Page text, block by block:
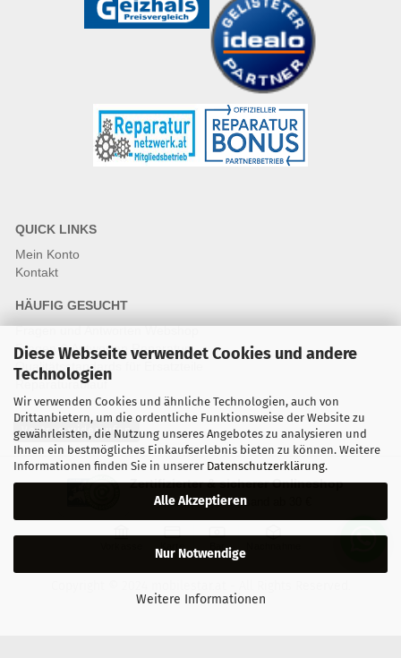
Diese Webseite verwendet Cookies und andere
Technologien
Wir verwenden Cookies und ähnliche Technologien, auch von
Drittanbietern, um die ordentliche Funktionsweise der Website zu
gewährleisten, die Nutzung unseres Angebotes zu analysieren und
Ihnen ein bestmögliches Einkaufserlebnis bieten zu können. Weitere
Informationen finden Sie in unserer Datenschutzerklärung.
Alle Akzeptieren
Nur Notwendige
Weitere Informationen
QUICK LINKS
Mein Konto
Kontakt
HÄUFIG GESUCHT
Fragen und Antworten Webshop
Fragen & Antworten Reparatur
Qualitätsstandards für Ersatzteile
Reparaturablauf
Vertrag widerrufen
Zertifizierter & sicherer Onlineshop
Kostenloser Versand ab 30 €